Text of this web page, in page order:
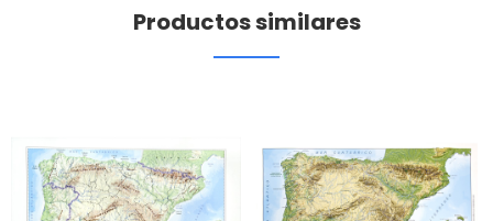
Productos similares